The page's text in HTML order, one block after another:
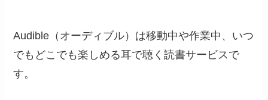
Audible（オーディブル）は移動中や作業中、いつ
でもどこでも楽しめる耳で聴く読書サービスで
す。